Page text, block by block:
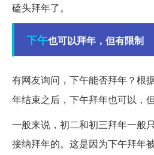
磕头拜年了。
下午也可以拜年，但有限制
有网友询问，下午能否拜年？根
年结束之后，下午拜年也可以，
一般来说，初二和初三拜年一般
接纳拜年的。这是因为下午拜年